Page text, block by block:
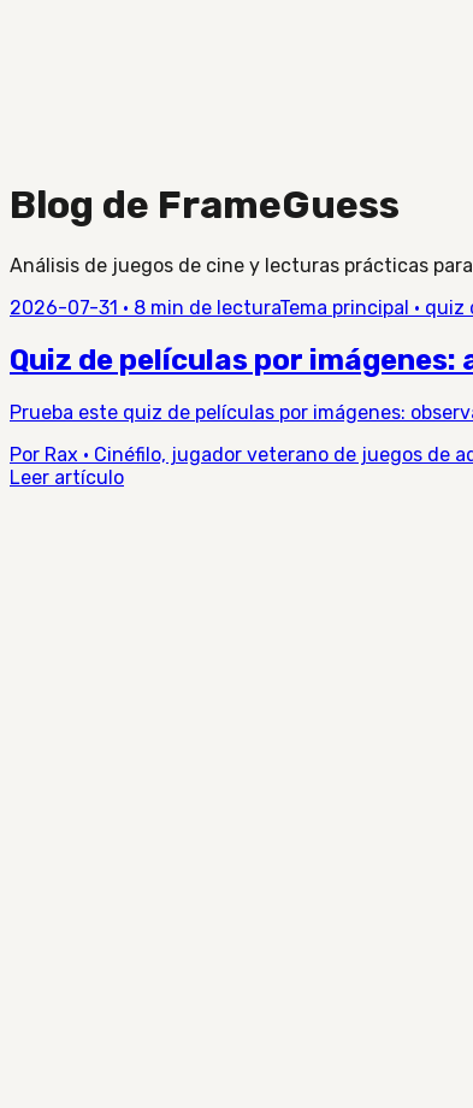
Blog de FrameGuess
Análisis de juegos de cine y lecturas prácticas
2026-07-31 · 8 min de lecturaTema principal · quiz
Quiz de películas por
Prueba este quiz de películas por imágenes:
Por Rax · Cinéfilo, jugador veterano de juegos de
Leer artículo